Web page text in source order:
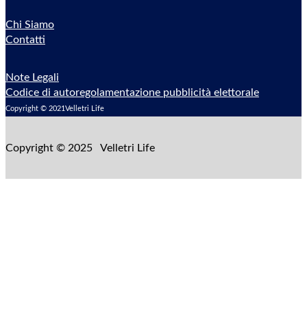
Chi Siamo
Contatti
Note Legali
Codice di autoregolamentazione pubblicità elettorale
Copyright © 2021Velletri Life
Copyright © 2025 Velletri Life